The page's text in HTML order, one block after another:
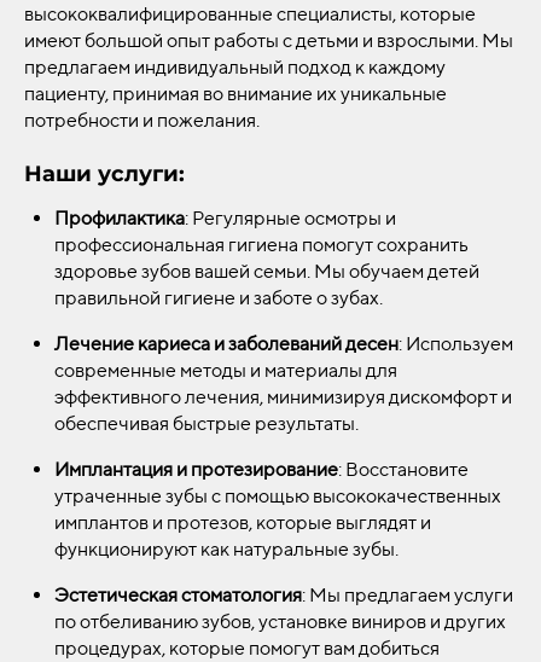
высококвалифицированные специалисты, которые
имеют большой опыт работы с детьми и взрослыми. Мы
предлагаем индивидуальный подход к каждому
пациенту, принимая во внимание их уникальные
потребности и пожелания.
Наши услуги:
Профилактика: Регулярные осмотры и
профессиональная гигиена помогут сохранить
здоровье зубов вашей семьи. Мы обучаем детей
правильной гигиене и заботе о зубах.
Лечение кариеса и заболеваний десен: Используем
современные методы и материалы для
эффективного лечения, минимизируя дискомфорт и
обеспечивая быстрые результаты.
Имплантация и протезирование: Восстановите
утраченные зубы с помощью высококачественных
имплантов и протезов, которые выглядят и
функционируют как натуральные зубы.
Эстетическая стоматология: Мы предлагаем услуги
по отбеливанию зубов, установке виниров и других
процедурах, которые помогут вам добиться